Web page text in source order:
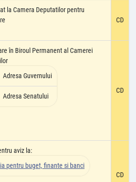
la Camera Deputatilor pentru
CD
în Biroul Permanent al Camerei
Adresa Guvernului
Adresa Senatului
CD
aviz la:
pentru buget, finante si banci
CD